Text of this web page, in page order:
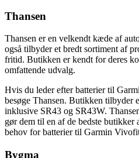
Thansen
Thansen er en velkendt kæde af
også tilbyder et bredt sortiment af
fritid. Butikken er kendt for deres
omfattende udvalg.
Hvis du leder efter batterier til
besøge Thansen. Butikken tilbyder
inklusive SR43 og SR43W.
gør dem til en af de bedste butikker
behov for batterier til Garmin
Bygma